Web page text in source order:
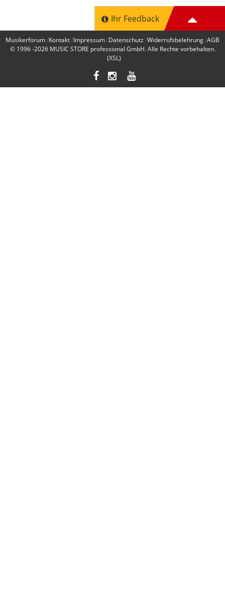
Ihr Feedback
Musikerforum Kontakt Impressum Datenschutz Widerrufsbelehrung AGB
© 1996 -2026 MUSIC STORE professional GmbH. Alle Rechte vorbehalten.
(XSL)